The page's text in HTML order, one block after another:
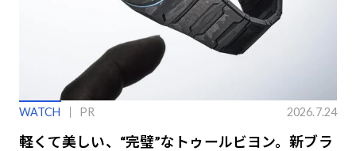
WATCH PR 2026.7.24
軽くて美しい、“完璧”なトゥールビヨン。新ブラ